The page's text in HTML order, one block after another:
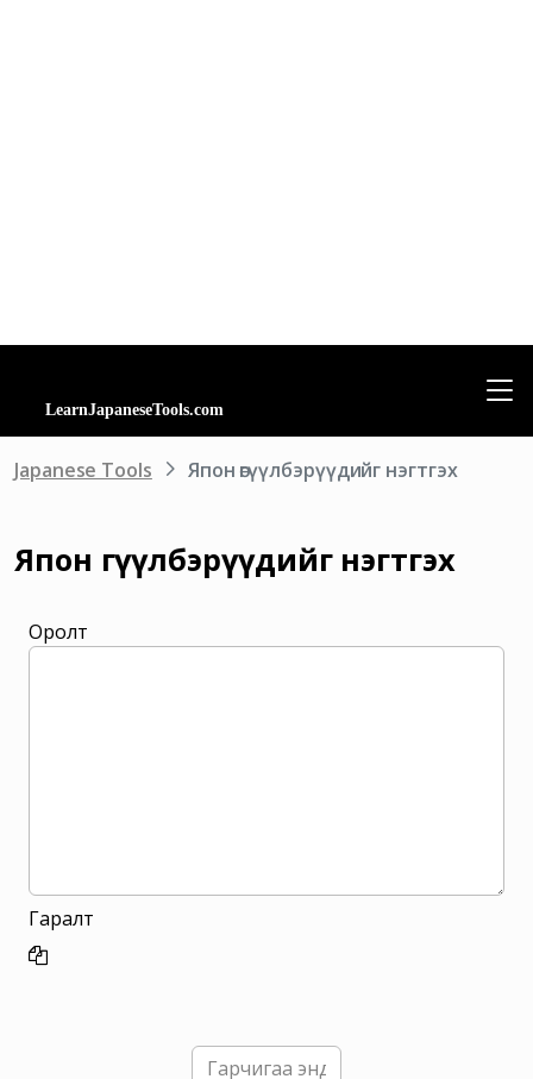
Japanese Tools Япон өгүүлбэрүүдийг нэгтгэх
Япон өгүүлбэрүүдийг нэгтгэх
Оролт
Гаралт